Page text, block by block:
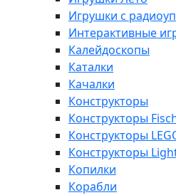
Игрушки с
Интерактивные
Калейдоскопы
Каталки
Качалки
Конструкторы
Конструкторы
Конструкторы
Конструкторы
Копилки
Корабли